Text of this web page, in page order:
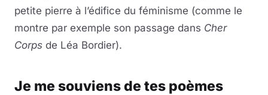
petite pierre à l’édifice du féminisme (comme le
montre par exemple son passage dans Cher
Corps de Léa Bordier).
Je me souviens de tes poèmes